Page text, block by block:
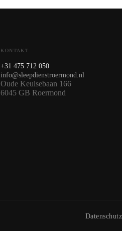
KONTAKT
+31 475 712 050
info@sleepdienstroermond.nl
Oude Keulsebaan 166
6045 GB Roermond
Datenschutz